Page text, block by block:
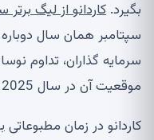
بگیرد. کاردانو از لیگ
سپتامبر همان سال
سرمایه گذاران، تداوم
موقعیت آن در سال 2025 ایجاد کرده است.
کاردانو در زمان مطبوعاتی